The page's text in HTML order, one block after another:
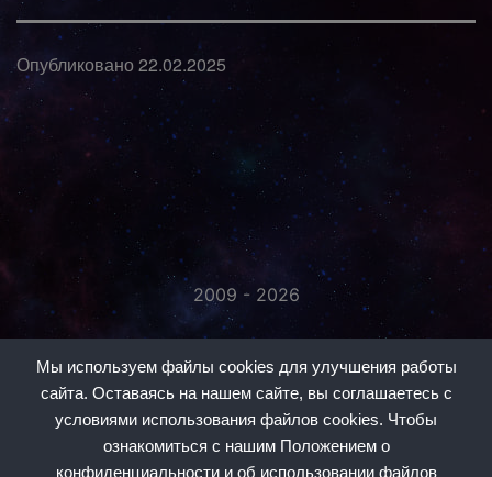
Мы используем файлы cookies для улучшения работы
сайта. Оставаясь на нашем сайте, вы соглашаетесь с
условиями использования файлов cookies. Чтобы
ознакомиться с нашим Положением о
конфиденциальности и об использовании файлов
Опубликовано22.02.2025
2009 - 2026